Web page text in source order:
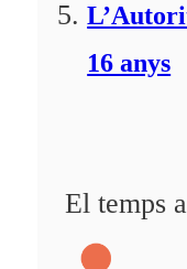
16 anys
El temps